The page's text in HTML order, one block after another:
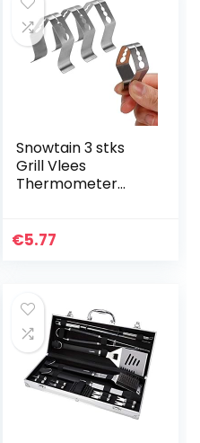
Snowtain 3 stks
Grill Vlees
Thermometer
Thermometer
€5.77